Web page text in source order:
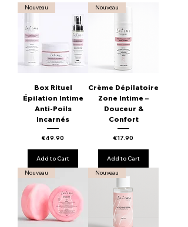
Nouveau
Box Rituel
Épilation Intime
Anti-Poils
Incarnés
Price
€49.90
Add to Cart
Nouveau
Crème Dépilatoire
Zone Intime –
Douceur &
Confort
Price
€17.90
Add to Cart
Nouveau
Nouveau